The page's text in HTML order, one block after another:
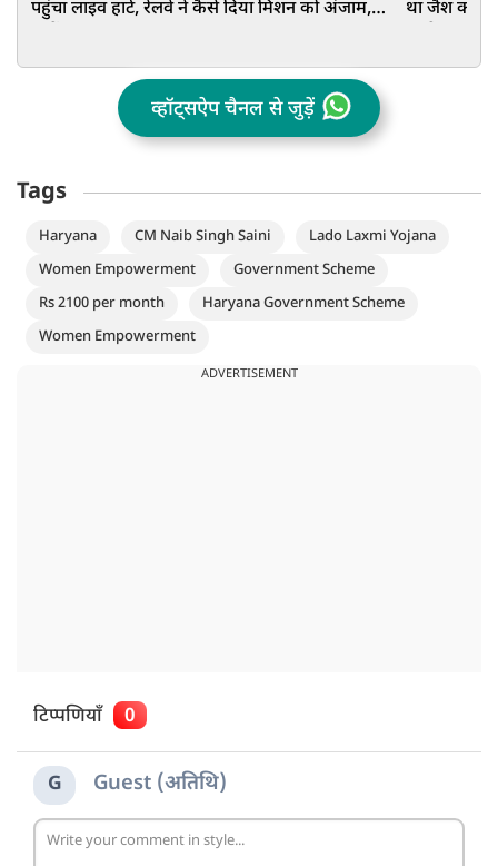
पहुंचा लाइव हार्ट, रेलवे ने कैसे दिया मिशन को अंजाम,
था जैश का
व्हॉट्सऐप चैनल से जुड़ें
Tags
Haryana CM Naib Singh Saini
Lado Laxmi Yojana
Women Empowerment
Government Scheme
Rs 2100 per month
Haryana Government Scheme
Women Empowerment
ADVERTISEMENT
टिप्पणियाँ 0
G Guest (अतिथि)